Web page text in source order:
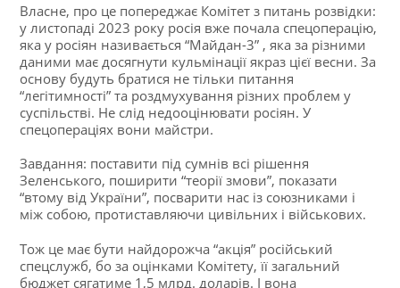
Власне, про це попереджає Комітет з питань розвідки:
у листопаді 2023 року росія вже почала спецоперацію,
яка у росіян називається “Майдан-3” , яка за різними
даними має досягнути кульмінації якраз цієї весни. За
основу будуть братися не тільки питання
“легітимності” та роздмухування різних проблем у
суспільстві. Не слід недооцінювати росіян. У
спецопераціях вони майстри.
Завдання: поставити під сумнів всі рішення
Зеленського, поширити “теорії змови”, показати
“втому від України”, посварити нас із союзниками і
між собою, протиставляючи цивільних і військових.
Тож це має бути найдорожча “акція” російський
спецслужб, бо за оцінками Комітету, її загальний
бюджет сягатиме 1,5 млрд. доларів. І вона